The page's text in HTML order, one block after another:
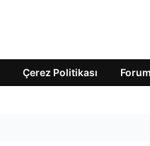
Çerez Politikası Forum